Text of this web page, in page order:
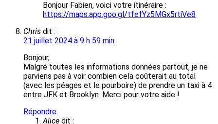
Bonjour Fabien, voici votre itinéraire :
https://maps.app.goo.gl/tfefYz5MGx5rtiVe8
Chris dit :
21 juillet 2024 à 9 h 59 min
Bonjour,
Malgré toutes les informations données partout, je ne
parviens pas à voir combien cela coûterait au total
(avec les péages et le pourboire) de prendre un taxi à 4
entre JFK et Brooklyn. Merci pour votre aide !
Répondre
Alice dit :